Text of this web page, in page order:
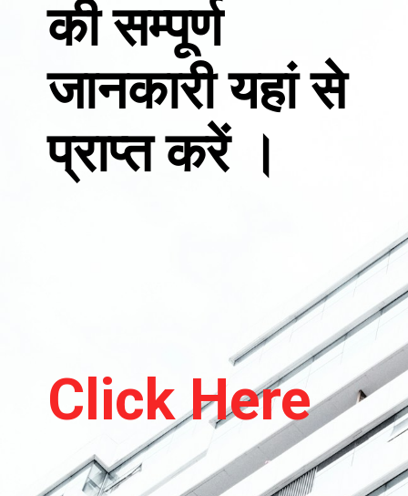
की सम्पूर्ण
जानकारी यहां से
प्राप्त करें ।
Click Here